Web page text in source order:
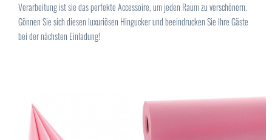
Verarbeitung ist sie das perfekte Accessoire, um jeden Raum zu verschönern.
Gönnen Sie sich diesen luxuriösen Hingucker und beeindrucken Sie Ihre Gäste
bei der nächsten Einladung!